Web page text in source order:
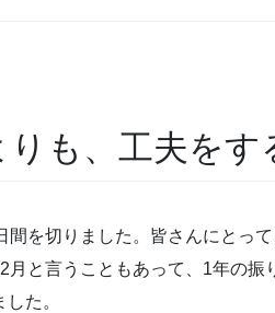
も、工夫をす
間を切りました。皆さんにとっ
月と言うこともあって、1年の
た。